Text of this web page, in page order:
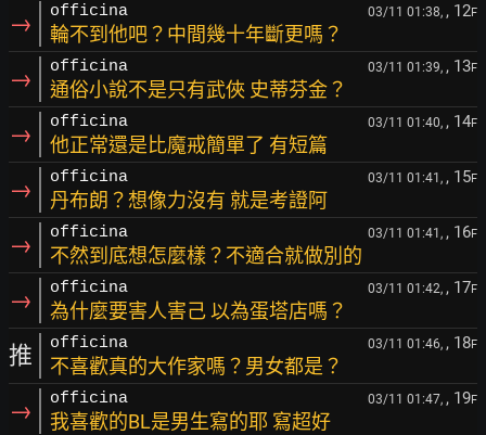
→ officina 03/11 01:38, , 12F
輪不到他吧？中間幾十年斷更嗎？
→ officina 03/11 01:39, , 13F
通俗小說不是只有武俠 史蒂芬金？
→ officina 03/11 01:40, , 14F
他正常還是比魔戒簡單了 有短篇
→ officina 03/11 01:41, , 15F
丹布朗？想像力沒有 就是考證阿
→ officina 03/11 01:41, , 16F
不然到底想怎麼樣？不適合就做別的
→ officina 03/11 01:42, , 17F
為什麼要害人害己 以為蛋塔店嗎？
推 officina 03/11 01:46, , 18F
不喜歡真的大作家嗎？男女都是？
→ officina 03/11 01:47, , 19F
我喜歡的BL是男生寫的耶 寫超好